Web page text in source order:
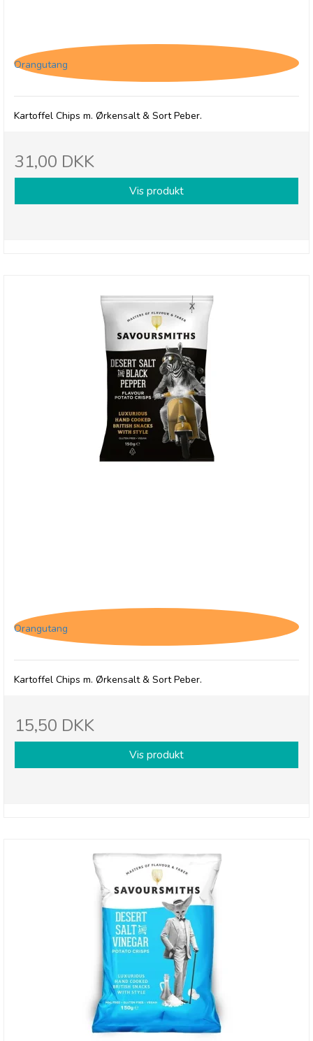
Orangutang
Kartoffel Chips m. Ørkensalt & Sort Peber.
31,00 DKK
Vis produkt
Orangutang
Kartoffel Chips m. Ørkensalt & Sort Peber.
15,50 DKK
Vis produkt